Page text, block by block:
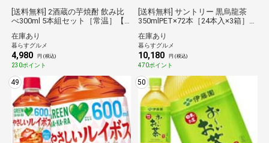
[送料無料] 2酒蔵の芋焼酎 飲み比
べ300ml 5本組セット［常温］【4
倉庫C
在庫あり
暮らすグルメ
4,980 円 (税込)
230ポイント
[送料無料] サントリー 黒烏龍茶
350mlPET×72本［24本入×3箱］
ン茶 お茶 トクホ 特保 脂肪 倉庫C
在庫あり
暮らすグルメ
10,180 円 (税込)
470ポイント
49 50